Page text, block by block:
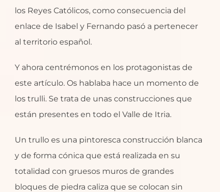
los Reyes Católicos, como consecuencia del
enlace de Isabel y Fernando pasó a pertenecer
al territorio español.
Y ahora centrémonos en los protagonistas de
este artículo. Os hablaba hace un momento de
los trulli. Se trata de unas construcciones que
están presentes en todo el Valle de Itria.
Un trullo es una pintoresca construcción blanca
y de forma cónica que está realizada en su
totalidad con gruesos muros de grandes
bloques de piedra caliza que se colocan sin